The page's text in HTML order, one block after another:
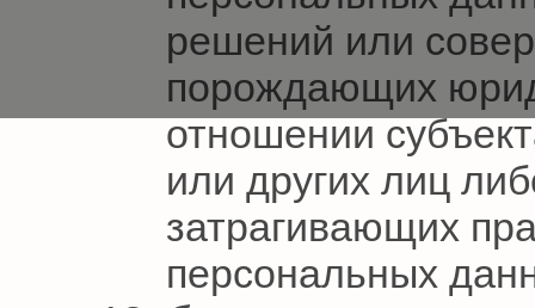
решений или
порождающих
отношении
или других лиц
затрагивающих
персональных